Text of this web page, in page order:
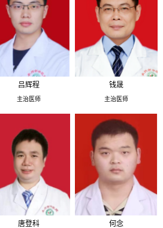
吕辉程
主治医师
钱晟
主治医师
唐登科 何念